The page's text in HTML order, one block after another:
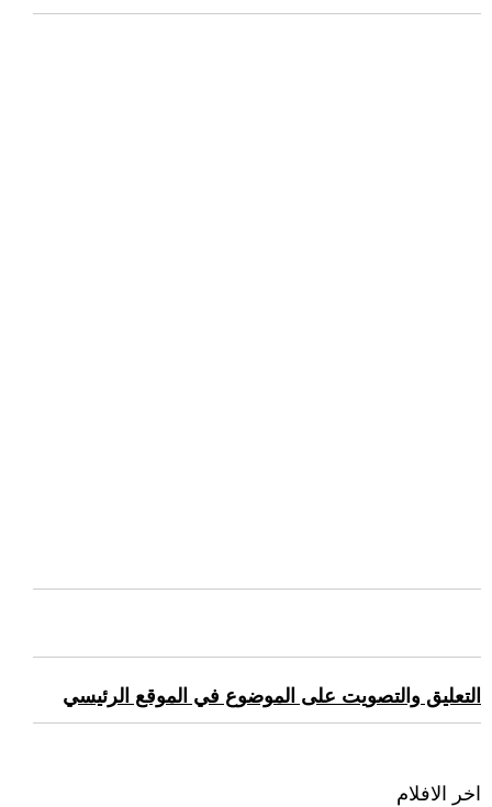
التعليق والتصويت على الموضوع في الموقع الرئيسي
اخر الافلام